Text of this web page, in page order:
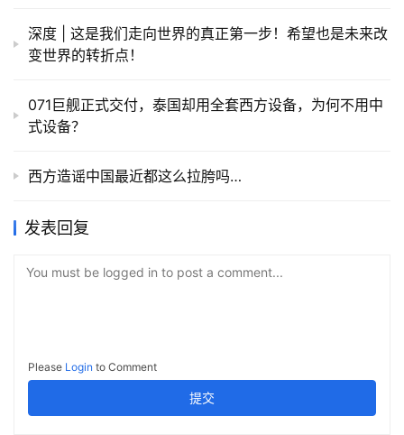
深度 | 这是我们走向世界的真正第一步！希望也是未来改
变世界的转折点！
071巨舰正式交付，泰国却用全套西方设备，为何不用中
式设备？
西方造谣中国最近都这么拉胯吗…
发表回复
You must be logged in to post a comment...
Please Login to Comment
提交